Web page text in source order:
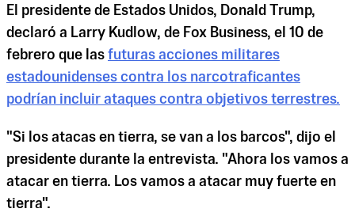
El presidente de Estados Unidos, Donald Trump,
declaró a Larry Kudlow, de Fox Business, el 10 de
febrero que las futuras acciones militares
estadounidenses contra los narcotraficantes
podrían incluir ataques contra objetivos terrestres.
"Si los atacas en tierra, se van a los barcos", dijo el
presidente durante la entrevista. "Ahora los vamos a
atacar en tierra. Los vamos a atacar muy fuerte en
tierra".